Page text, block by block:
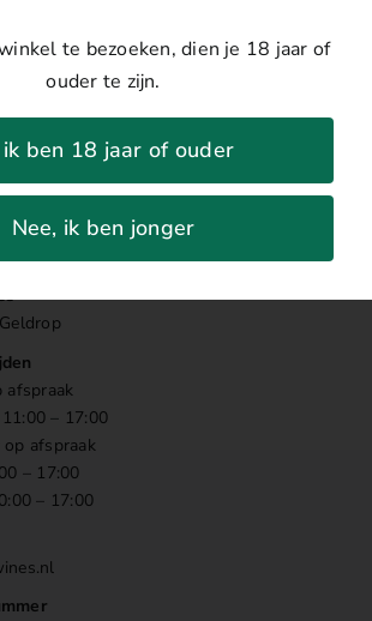
afspraak
– 17:00
op afspraak
– 17:00
– 17:00
te bezoeken, dien je 18 jaar of
ouder te zijn.
ik ben 18 jaar of ouder
Nee, ik ben jonger